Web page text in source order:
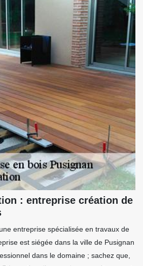
: entreprise création de
entreprise spécialisée en travaux de
est siégée dans la ville de Pusignan
dans le domaine ; sachez que,